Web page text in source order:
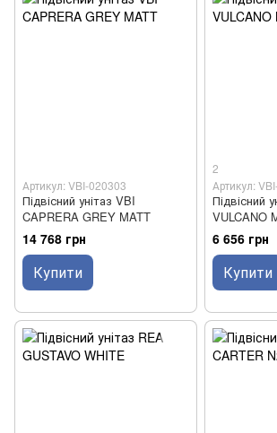
Артикул: VBI-020303
Підвісний унітаз VBI
CAPRERA GREY MATT
14 768 грн
Купити
2
Артикул:
Підвісний
VULCANO
6 656 грн
Купити